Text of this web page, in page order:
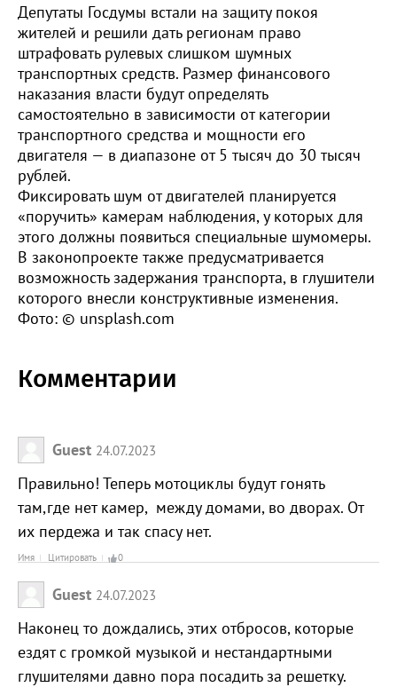
Депутаты Госдумы встали на защиту покоя
жителей и решили дать регионам право
штрафовать рулевых слишком шумных
транспортных средств. Размер финансового
наказания власти будут определять
самостоятельно в зависимости от категории
транспортного средства и мощности его
двигателя — в диапазоне от 5 тысяч до 30 тысяч
рублей.
Фиксировать шум от двигателей планируется
«поручить» камерам наблюдения, у которых для
этого должны появиться специальные шумомеры.
В законопроекте также предусматривается
возможность задержания транспорта, в глушители
которого внесли конструктивные изменения.
Фото: © unsplash.com
Комментарии
Guest 24.07.2023
Правильно! Теперь мотоциклы будут гонять
там,где нет камер, между домами, во дворах. От
их пердежа и так спасу нет.
Имя Цитировать 0
Guest 24.07.2023
Наконец то дождались, этих отбросов, которые
ездят с громкой музыкой и нестандартными
глушителями давно пора посадить за решетку.